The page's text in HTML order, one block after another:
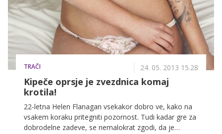
TRAČI 24. 05. 2013 15.28
Kipeče oprsje je zvezdnica komaj
krotila!
22-letna Helen Flanagan vsekakor dobro ve, kako na
vsakem koraku pritegniti pozornost. Tudi kadar gre za
dobrodelne zadeve, se nemalokrat zgodi, da je